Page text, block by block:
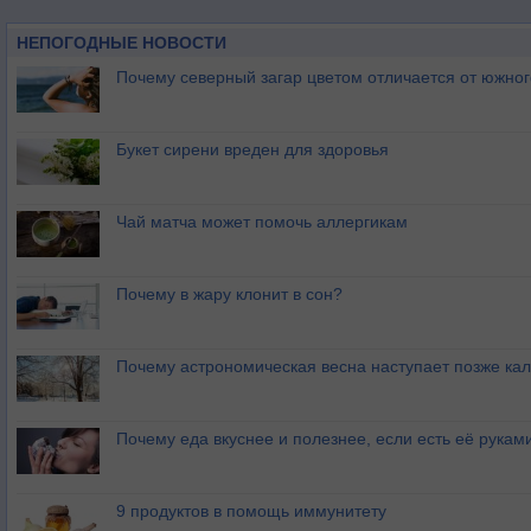
НЕПОГОДНЫЕ НОВОСТИ
Почему северный загар цветом отличается от
Букет сирени вреден для здоровья
Чай матча может помочь аллергикам
Почему в жару клонит в сон?
Почему астрономическая весна наступает позже
Почему еда вкуснее и полезнее, если есть её
9 продуктов в помощь иммунитету